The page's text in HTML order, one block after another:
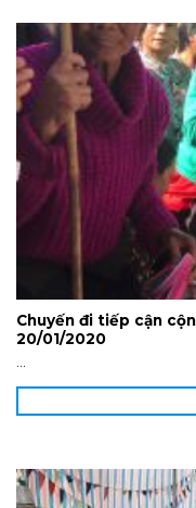
Chuyến đi tiếp cận
20/01/2020